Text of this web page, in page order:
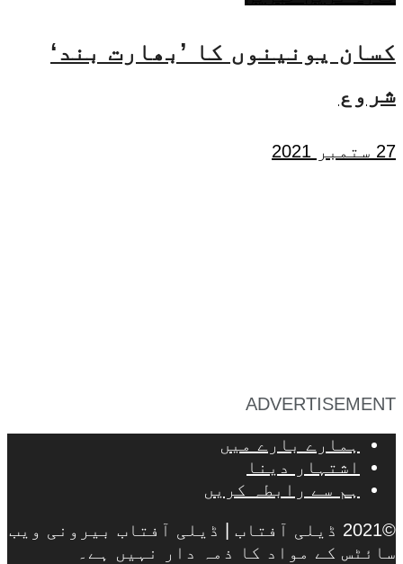
کسان یونینوں کا ’بھارت بند‘
شروع
27 ستمبر 2021
ADVERTISEMENT
ہمارے بارے میں
اشتہار دینا
ہم سے رابطہ کریں
©2021 ڈیلی آفتاب | ڈیلی آفتاب بیرونی ویب
سائٹس کے مواد کا ذمہ دار نہیں ہے۔